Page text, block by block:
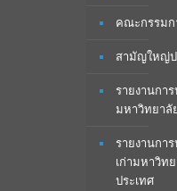
คณะกรรมก
สามัญใหญ่ป
รายงานกา
มหาวิทยาลั
รายงานกา
เก่ามหาวิท
ประเทศ